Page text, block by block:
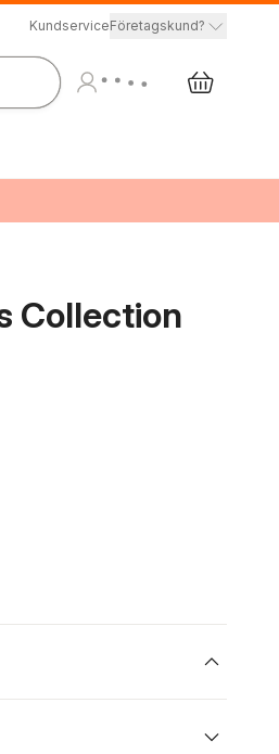
KundserviceFöretagskund?
Collection